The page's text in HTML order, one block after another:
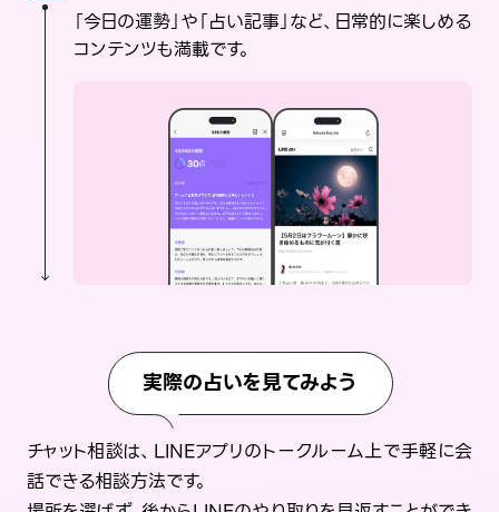
「今日の運勢」や「占い記事」など、日常的に楽しめる
コンテンツも満載です。
実際の占いを見てみよう
チャット相談は、LINEアプリのトークルーム上で手軽に会
話できる相談方法です。